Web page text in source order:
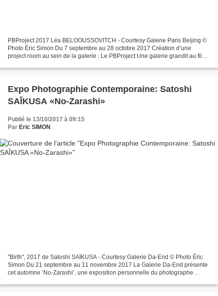
PBProject 2017 Léa BELOOUSSOVITCH - Courtesy Galerie Paris Beijing ©
Photo Éric Simon Du 7 septembre au 28 octobre 2017 Création d’une
project room au sein de la galerie : Le PBProject Une galerie grandit au fil
Expo Photographie Contemporaine: Satoshi
SAÎKUSA «No-Zarashi»
Publié le 13/10/2017 à 09:15
Par Eric SIMON
"Birth", 2017 de Satoshi SAÏKUSA - Courtesy Galerie Da-End © Photo Éric
Simon Du 21 septembre au 11 novembre 2017 La Galerie Da-End présente
cet automne ‘No-Zarashi’, une exposition personnelle du photographe